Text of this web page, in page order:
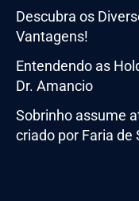
Descubra os
Vantagens!
Entendendo as
Dr. Amancio
Sobrinho assume
criado por Faria de